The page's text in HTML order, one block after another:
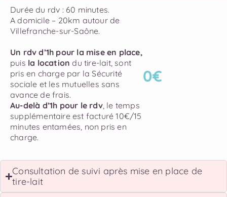
Durée du rdv : 60 minutes.
A domicile – 20km autour de
Villefranche-sur-Saône.
Un rdv d’1h pour la mise en place,
puis la location du tire-lait, sont
pris en charge par la Sécurité
sociale et les mutuelles sans
avance de frais.
Au-delà d’1h pour le rdv, le temps
supplémentaire est facturé 10€/15
minutes entamées, non pris en
charge.
0€
Consultation de suivi après mise en place de
tire-lait